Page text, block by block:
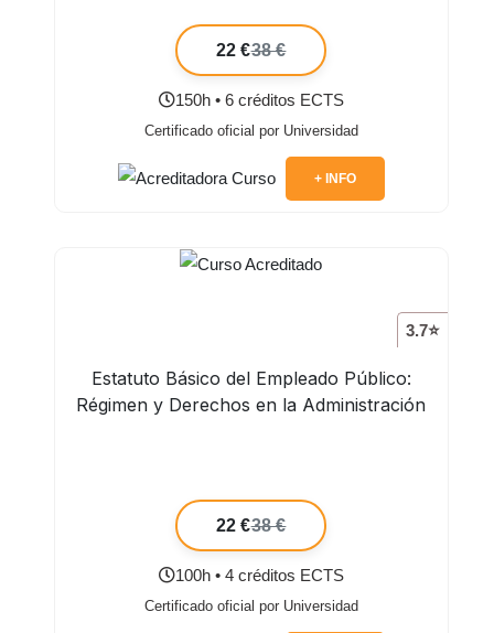
22 €38 €
150h • 6 créditos ECTS
Certificado oficial por Universidad
+ INFO
3.7⭐
Estatuto Básico del Empleado Público:
Régimen y Derechos en la Administración
22 €38 €
100h • 4 créditos ECTS
Certificado oficial por Universidad